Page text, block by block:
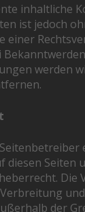
inhaltliche
ist jedoch
einer
werden
diesen Seiten
Die
der